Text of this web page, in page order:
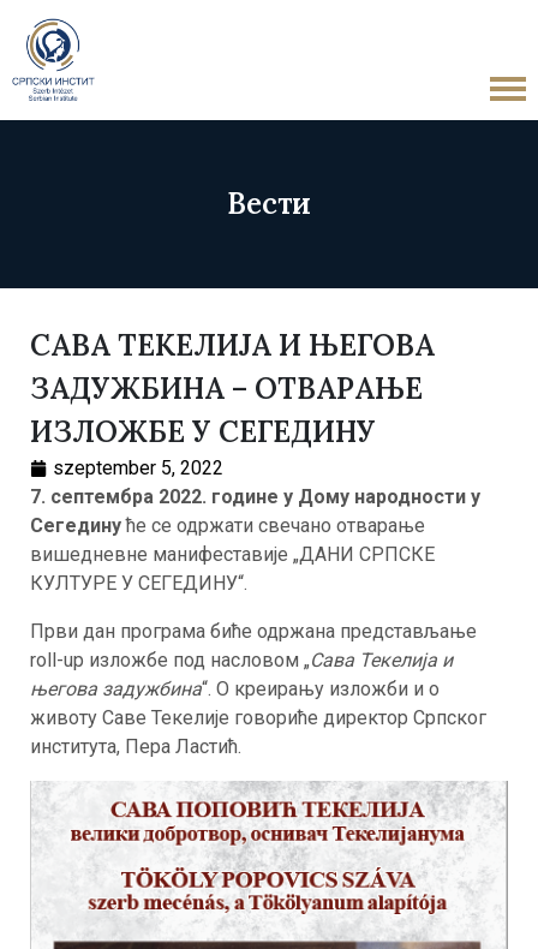
Вести
САВА ТЕКЕЛИЈА И ЊЕГОВА
ЗАДУЖБИНА – ОТВАРАЊЕ
ИЗЛОЖБЕ У СЕГЕДИНУ
szeptember 5, 2022
7. септембра 2022. године у Дому народности у
Сегединуће се одржати свечано отварање
вишедневне манифеставије „ДАНИ СРПСКЕ
КУЛТУРЕ У СЕГЕДИНУ“.
Први дан програма биће одржана представљање
roll-up изложбе под насловом „Сава Текелија и
његова задужбина“. О креирању изложби и о
животу Саве Текелије говориће директор Српског
института, Пера Ластић.